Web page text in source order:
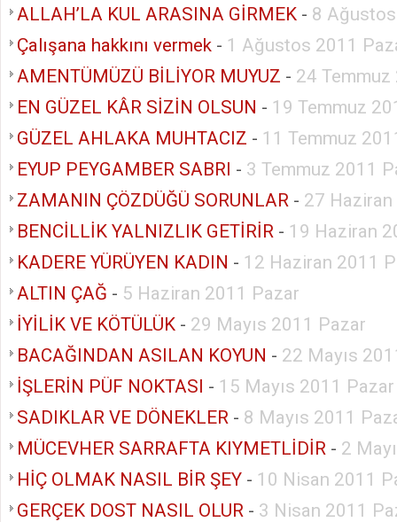
ALLAH’LA KUL ARASINA GİRMEK - 8
Çalışana hakkını vermek - 1 Ağustos 2011
AMENTÜMÜZÜ BİLİYOR MUYUZ - 24
EN GÜZEL KÂR SİZİN OLSUN - 19 Temmuz
GÜZEL AHLAKA MUHTACIZ - 11 Temmuz
EYUP PEYGAMBER SABRI - 3 Temmuz 2011
ZAMANIN ÇÖZDÜĞÜ SORUNLAR - 27
BENCİLLİK YALNIZLIK GETİRİR - 19 Haziran
KADERE YÜRÜYEN KADIN - 12 Haziran 2011
ALTIN ÇAĞ - 5 Haziran 2011 Pazar
İYİLİK VE KÖTÜLÜK - 29 Mayıs 2011 Pazar
BACAĞINDAN ASILAN KOYUN - 22 Mayıs
İŞLERİN PÜF NOKTASI - 15 Mayıs 2011 Pazar
SADIKLAR VE DÖNEKLER - 8 Mayıs 2011
MÜCEVHER SARRAFTA KIYMETLİDİR - 2
HİÇ OLMAK NASIL BİR ŞEY - 10 Nisan 2011
GERÇEK DOST NASIL OLUR - 3 Nisan 2011